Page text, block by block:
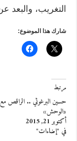
التغريب، والبعد
شارك هذا الموضوع:
مرتبط
حسين البرغوثي .. الراقص مع
«الوحش»
أكتوبر 21, 2015
في "إضاءات"